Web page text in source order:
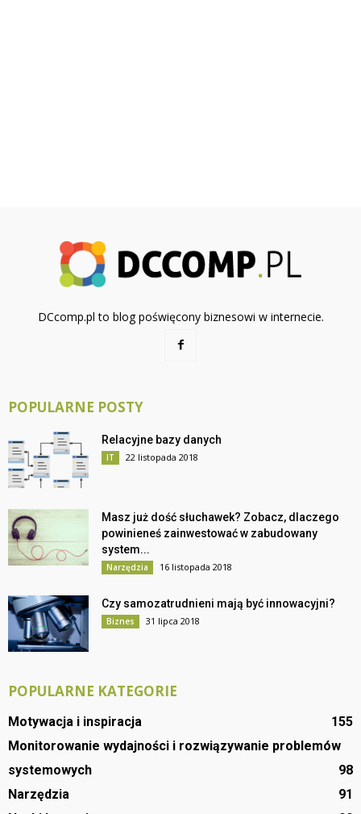
DCcomp.pl to blog poświęcony biznesowi w internecie.
POPULARNE POSTY
Relacyjne bazy danych
IT 22 listopada 2018
Masz już dość słuchawek? Zobacz, dlaczego
powinieneś zainwestować w zabudowany
system...
Narzędzia 16 listopada 2018
Czy samozatrudnieni mają być innowacyjni?
Biznes 31 lipca 2018
POPULARNE KATEGORIE
Motywacja i inspiracja
155
Monitorowanie wydajności i rozwiązywanie problemów
systemowych
98
Narzędzia
91